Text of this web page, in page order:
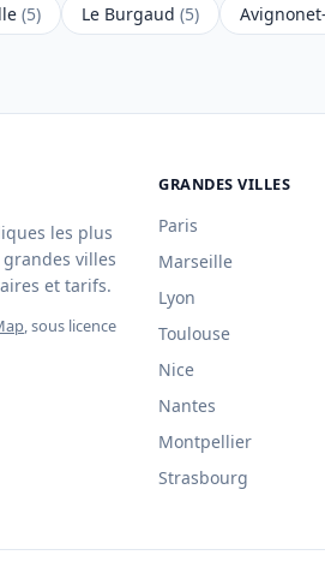
(5) Le Burgaud (5)
les plus
villes
et tarifs.
, sous licence
GRANDES VILLES
Paris
Marseille
Lyon
Toulouse
Nice
Nantes
Montpellier
Strasbourg